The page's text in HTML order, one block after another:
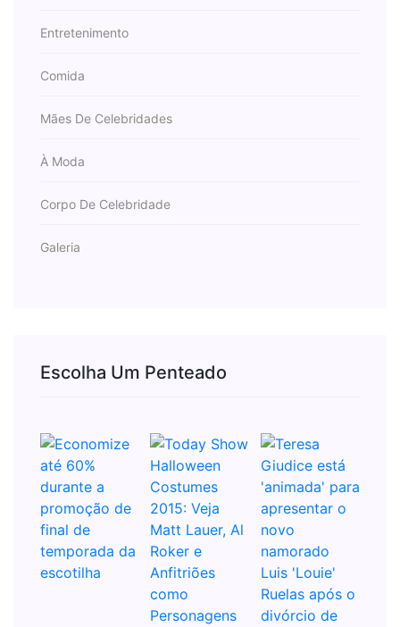
Entretenimento
Comida
Mães De Celebridades
À Moda
Corpo De Celebridade
Galeria
Escolha Um Penteado